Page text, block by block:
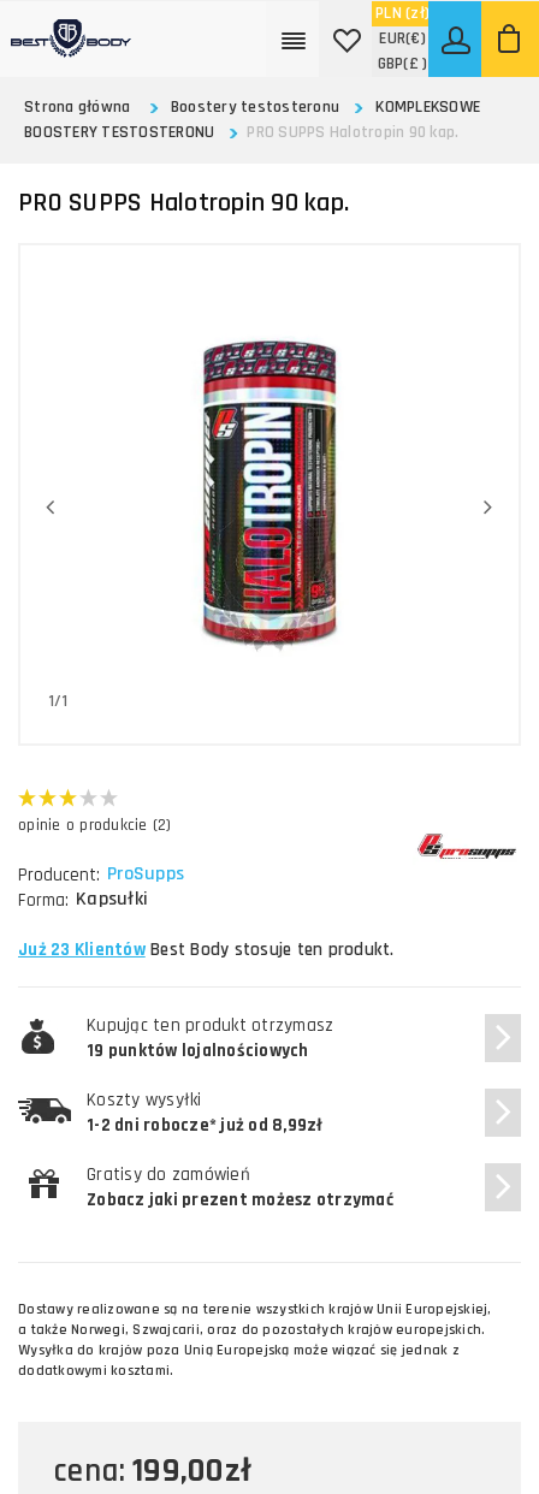
PLN (zł)
EUR(€)
GBP(£ )
Strona główna
Boostery testosteronu
KOMPLEKSOWE
BOOSTERY TESTOSTERONU
PRO SUPPS Halotropin 90 kap.
PRO SUPPS Halotropin 90 kap.
1/1
opinie o produkcie (2)
Producent: ProSupps
Forma: Kapsułki
Już 23 KlientówBest Body stosuje ten produkt.
Kupując ten produkt otrzymasz
19 punktów lojalnościowych
Koszty wysyłki
1-2 dni robocze* już od 8,99zł
Gratisy do zamówień
Zobacz jaki prezent możesz otrzymać
Dostawy realizowane są na terenie wszystkich krajów Unii Europejskiej,
a także Norwegi, Szwajcarii, oraz do pozostałych krajów europejskich.
Wysyłka do krajów poza Unią Europejską może wiązać się jednak z
dodatkowymi kosztami.
cena: 199,00zł